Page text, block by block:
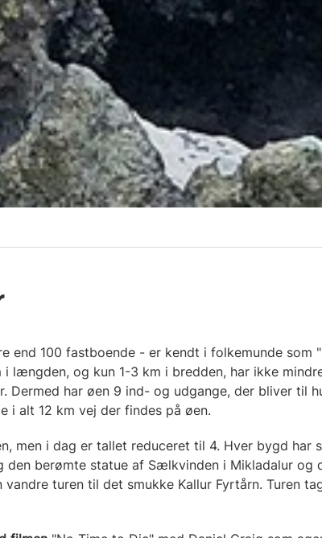
end 100 fastboende - er kendt i folkemunde som
længden, og kun 1-3 km i bredden, har ikke
Dermed har øen 9 ind- og udgange, der bliver til
i alt 12 km vej der findes på øen.
men i dag er tallet reduceret til 4. Hver bygd har
den berømte statue af Sælkvinden i Mikladalur og
turen til det smukke Kallur Fyrtårn. Turen